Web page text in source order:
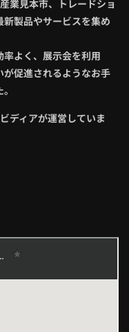
業見本市、トレードショ
製品やサービスを集め
よく、展示会を利用
が促進されるようなお手
ディアが運営していま